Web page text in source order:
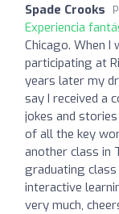
Spade Crooks
Experiencia
Chicago. When I
participating at
years later my
say I received a
jokes and
of all the key
another class in
graduating
interactive
very much,